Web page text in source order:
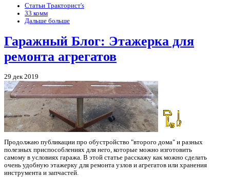
Статьи Тракторист's
33 комм
Дальше больше
Гаражный Блог: Этажерка для
ремонта агрегатов
29 дек 2019
Продолжаю публикации про обустройство "второго дома" и разных
полезных приспособлениях для него, которые можно изготовить
самому в условиях гаража. В этой статье расскажу как можно сделать
очень удобную этажерку для ремонта узлов и агрегатов или хранения
инструмента и запчастей.